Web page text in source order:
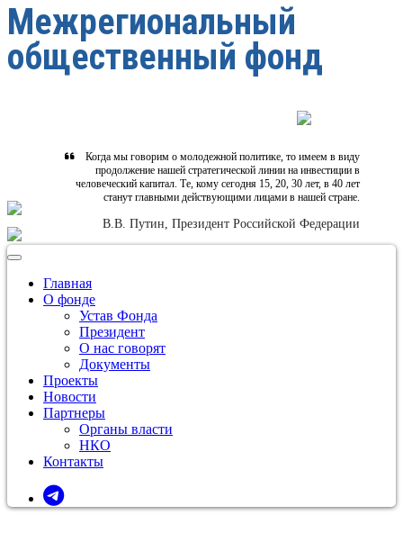
Межрегиональный
общественный фонд
Когда мы говорим о молодежной политике, то имеем в виду
продолжение нашей стратегической линии на инвестиции в
человеческий капитал. Те, кому сегодня 15, 20, 30 лет, в 40 лет
станут главными действующими лицами в нашей стране.
В.В. Путин, Президент Российской Федерации
Toggle navigation
Главная
О фонде
Устав Фонда
Президент
О нас говорят
Документы
Проекты
Новости
Партнеры
Органы власти
НКО
Контакты